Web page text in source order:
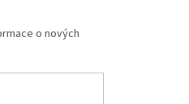
o nových